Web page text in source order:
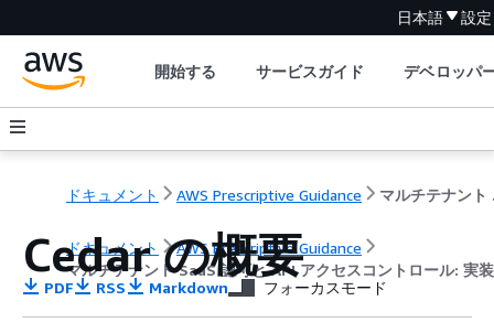
日本語 設
開始する サービスガイド デベロッパ
ドキュメント AWS Prescriptive Guidance マルチ
ドキュメント
AWS Prescriptive Guidance
マルチテナント SaaS 認可と API アクセスコントロール: 実
Cedar の概要
PDF RSS Markdown フォーカスモード